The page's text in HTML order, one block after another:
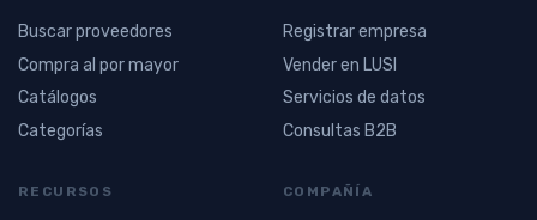
Buscar proveedores
Compra al por mayor
Catálogos
Categorías
Registrar empresa
Vender en LUSI
Servicios de datos
Consultas B2B
RECURSOS COMPAÑÍA